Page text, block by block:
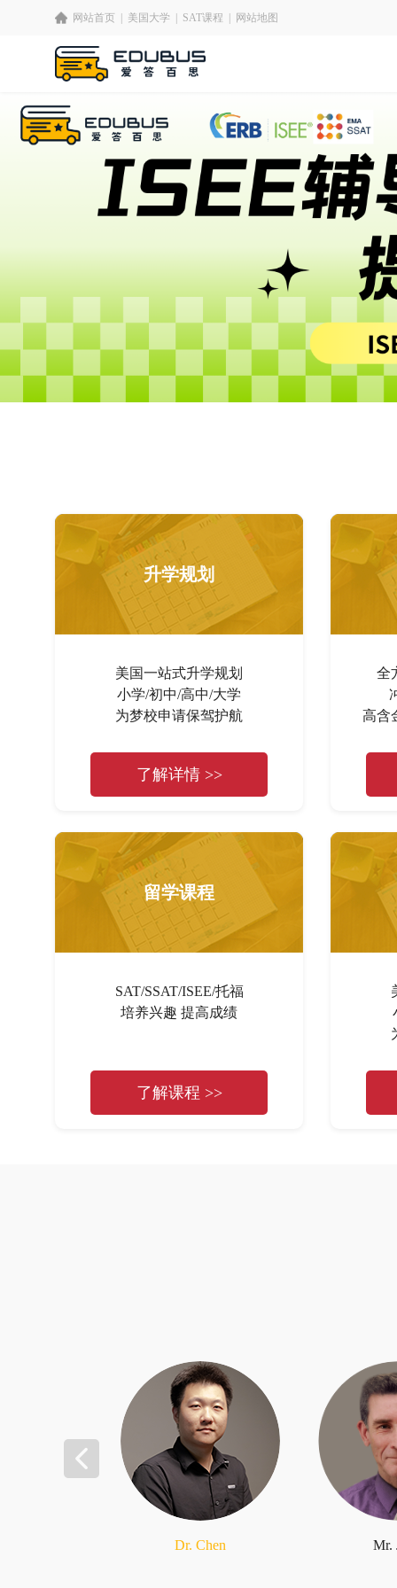
网站首页 美国大学 SAT课程 网站地图
升学规划
美国一站式升学规划
小学/初中/高中/大学
为梦校申请保驾护航
了解详情 >>
全
高含
留学课程
SAT/SSAT/ISEE/托福
培养兴趣 提高成绩
了解课程 >>
Dr. Chen Mr.